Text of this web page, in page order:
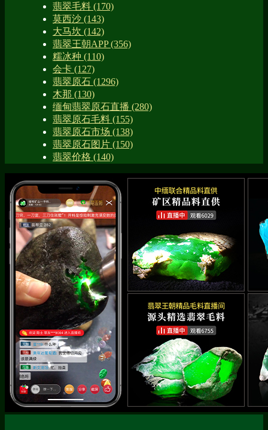
翡翠毛料 (170)
莫西沙 (143)
大马坎 (142)
翡翠王朝APP(356)
糯冰种 (110)
会卡 (127)
翡翠原石 (1296)
木那 (130)
缅甸翡翠原石直播 (280)
翡翠原石毛料 (155)
翡翠原石市场 (138)
翡翠原石图片 (150)
翡翠价格 (140)